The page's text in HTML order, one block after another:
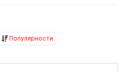
Популярности